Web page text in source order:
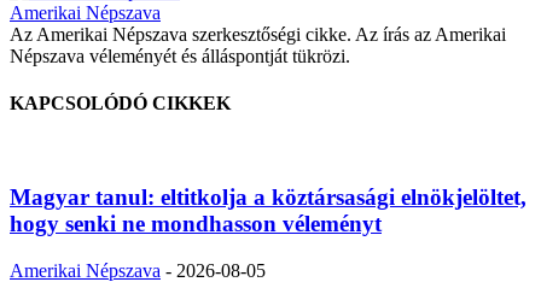
Amerikai Népszava
Az Amerikai Népszava szerkesztőségi cikke. Az írás az Amerikai
Népszava véleményét és álláspontját tükrözi.
KAPCSOLÓDÓ CIKKEK
Magyar tanul: eltitkolja a köztársasági elnökjelöltet,
hogy senki ne mondhasson véleményt
Amerikai Népszava - 2026-08-05